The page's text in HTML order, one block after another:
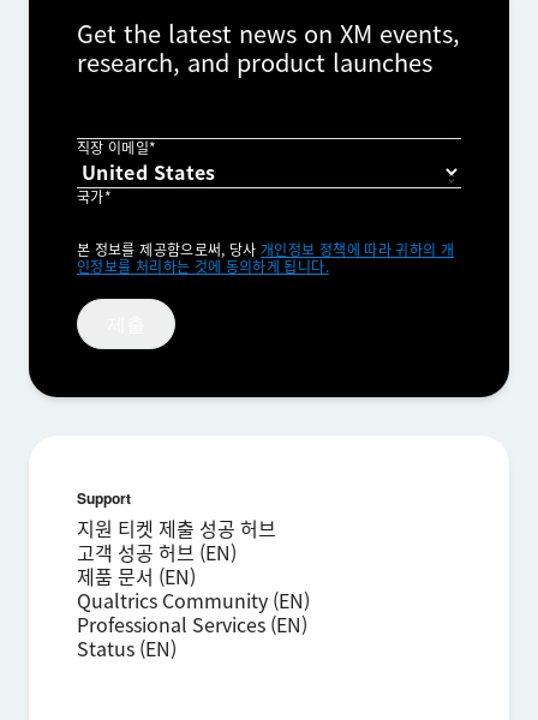
Get the latest news on XM events,
research, and product launches
직장 이메일*
국가*
Privacy
Optin
본 정보를 제공함으로써, 당사개인정보 정책에 따라 귀하의 개
인정보를 처리하는 것에 동의하게 됩니다.
Support
지원 티켓 제출 성공 허브
고객 성공 허브 (EN)
제품 문서 (EN)
Qualtrics Community (EN)
Professional Services (EN)
Status (EN)